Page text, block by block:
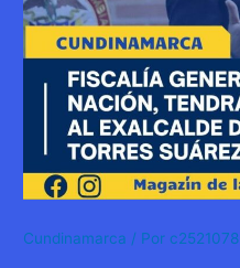
Cundinamarca / Por c2521078